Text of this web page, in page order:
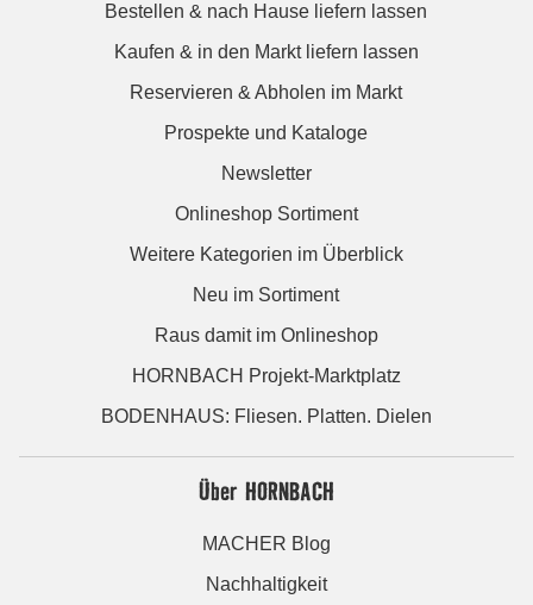
Bestellen & nach Hause liefern lassen
Kaufen & in den Markt liefern lassen
Reservieren & Abholen im Markt
Prospekte und Kataloge
Newsletter
Onlineshop Sortiment
Weitere Kategorien im Überblick
Neu im Sortiment
Raus damit im Onlineshop
HORNBACH Projekt-Marktplatz
BODENHAUS: Fliesen. Platten. Dielen
Über HORNBACH
MACHER Blog
Nachhaltigkeit